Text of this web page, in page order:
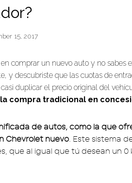
15, 2017
en comprar un nuevo auto y no
y descubriste que las cuotas de
duplicar el precio original del
compra tradicional en
de autos, como la que
Chevrolet nuevo. Este sistema
que al igual que tú desean un